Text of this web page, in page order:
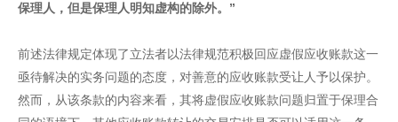
保理人，但是保理人明知虚构的除外。”
前述法律规定体现了立法者以法律规范积极回应虚假应收账款这一
亟待解决的实务问题的态度，对善意的应收账款受让人予以保护。
然而，从该条款的内容来看，其将虚假应收账款问题归置于保理合